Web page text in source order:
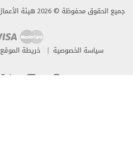
جميع الحقوق محفوظة © 2026 هيئة الأعمال الخيرية العالمية
سياسة الخصوصية خريطة الموقع